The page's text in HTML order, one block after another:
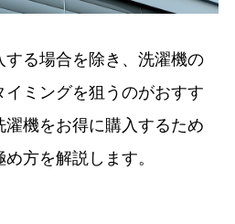
る場合を除き、洗濯機の
ミングを狙うのがおすす
機をお得に購入するため
方を解説します。